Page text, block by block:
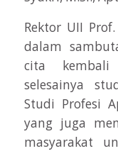
Rektor UII
dalam
cita
selesainya
Studi Profesi
yang juga
masyarakat